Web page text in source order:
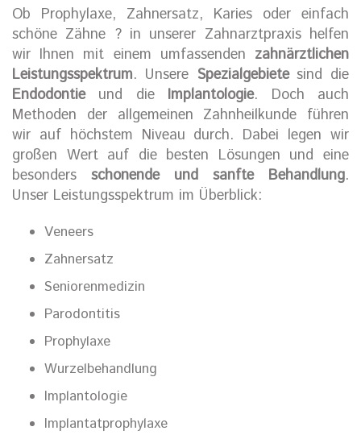
Ob Prophylaxe, Zahnersatz, Karies oder einfach
schöne Zähne ? in unserer Zahnarztpraxis helfen
wir Ihnen mit einem umfassenden zahnärztlichen
Leistungsspektrum. Unsere Spezialgebietesind die
Endodontieund die Implantologie. Doch auch
Methoden der allgemeinen Zahnheilkunde führen
wir auf höchstem Niveau durch. Dabei legen wir
großen Wert auf die besten Lösungen und eine
besonders schonende und sanfte Behandlung.
Unser Leistungsspektrum im Überblick:
Veneers
Zahnersatz
Seniorenmedizin
Parodontitis
Prophylaxe
Wurzelbehandlung
Implantologie
Implantatprophylaxe